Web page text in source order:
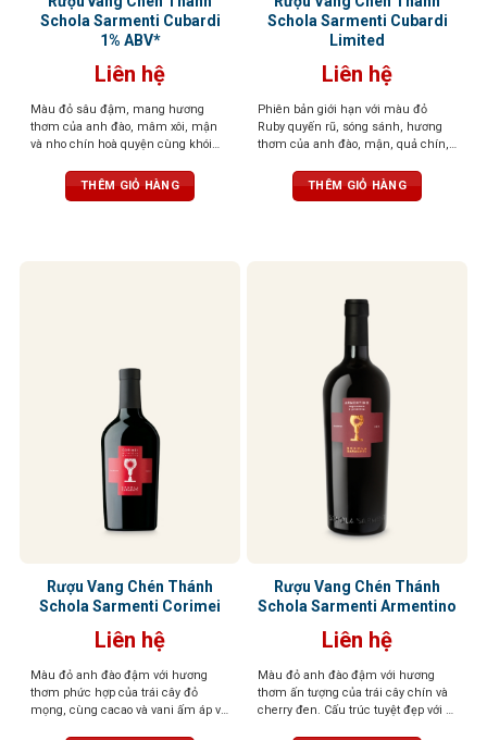
Schola Sarmenti Cubardi
1% ABV*
Liên hệ
Màu đỏ sâu đậm, mang hương
thơm của anh đào, mâm xôi, mận
và nho chín hoà quyện cùng khói
THÊM GIỎ HÀNG
Schola Sarmenti Cubardi
Limited
Liên hệ
Phiên bản giới hạn với màu đỏ
Ruby quyến rũ, sóng sánh, hương
thơm của anh đào, mận, quả chín,
phê cháy, gỗ sồi, đất, hạnh nhân và
đinh hương. Dư vị sâu lắng, ấn
THÊM GIỎ HÀNG
Rượu Vang Chén Thánh
Schola Sarmenti Corimei
Liên hệ
Màu đỏ anh đào đậm với hương
thơm phức hợp của trái cây đỏ
mọng, cùng cacao và vani ấm áp và
Rượu Vang Chén Thánh
Schola Sarmenti Armentino
Liên hệ
Màu đỏ anh đào đậm với hương
thơm ấn tượng của trái cây chín và
cherry đen. Cấu trúc tuyệt đẹp với vị